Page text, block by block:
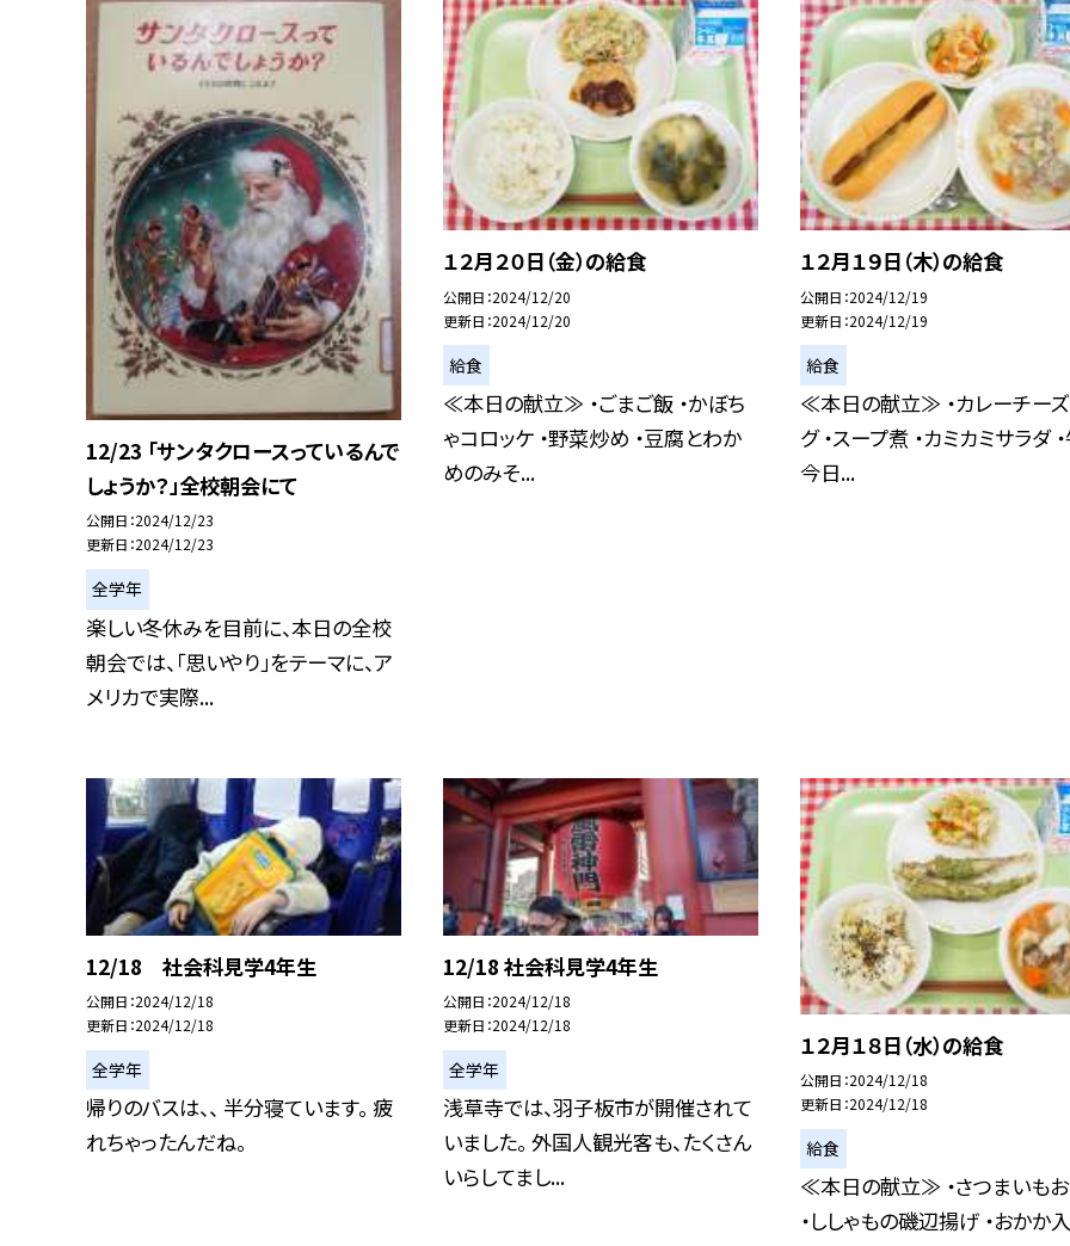
12/23 「サンタクロースっているんで
しょうか？」全校朝会にて
公開日 2024/12/23
更新日 2024/12/23
全学年
楽しい冬休みを目前に、本日の全校
朝会では、「思いやり」をテーマに、ア
メリカで実際...
１２月２０日（金）の給食
公開日 2024/12/20
更新日 2024/12/20
給食
≪本日の献立≫ ・ごまご飯 ・かぼち
ゃコロッケ ・野菜炒め ・豆腐とわか
めのみそ...
１２月１９日（木）の給食
公開日 2024/12/19
更新日 2024/12/19
給食
≪本日の献立≫ ・カレーチーズ
グ ・スープ煮 ・カミカミサラダ
今日...
12/18 社会科見学4年生
公開日 2024/12/18
更新日 2024/12/18
全学年
帰りのバスは、、 半分寝ています。 疲
れちゃったんだね。
12/18 社会科見学4年生
公開日 2024/12/18
更新日 2024/12/18
全学年
浅草寺では、羽子板市が開催されて
いました。 外国人観光客も、たくさん
いらしてまし...
１２月１８日（水）の給食
公開日 2024/12/18
更新日 2024/12/18
給食
≪本日の献立≫ ・さつまいも
・ししゃもの磯辺揚げ ・おかか